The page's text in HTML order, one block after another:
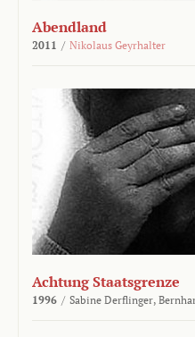
Abendland
2011 / Nikolaus Geyrhalter
Achtung Staatsgrenze
1996 / Sabine Derflinger,